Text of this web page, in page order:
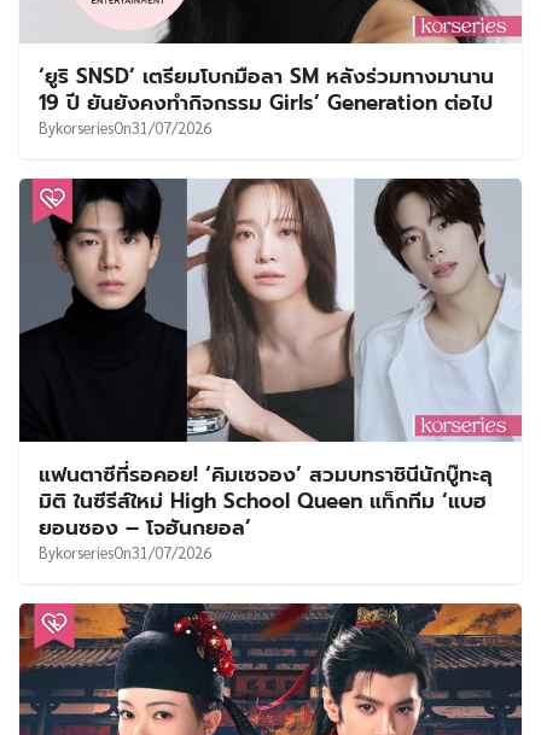
‘ยูริ SNSD’ เตรียมโบกมือลา SM หลังร่วมทางมานาน
19 ปี ยันยังคงทำกิจกรรม Girls’ Generation ต่อไป
BykorseriesOn31/07/2026
แฟนตาซีที่รอคอย! ‘คิมเซจอง’ สวมบทราชินีนักบู๊ทะลุ
มิติ ในซีรีส์ใหม่ High School Queen แท็กทีม ‘แบฮ
ยอนซอง – โจฮันกยอล’
BykorseriesOn31/07/2026